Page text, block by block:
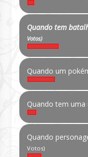
Quando tem
Votos)
Quando um
Quando tem uma
Quando
Votos)